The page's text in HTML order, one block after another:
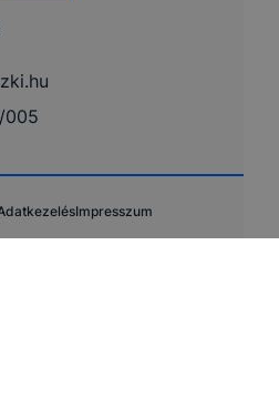
005
Impresszum